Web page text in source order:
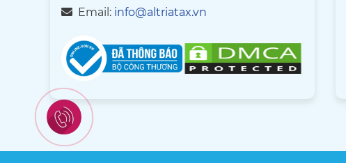
Email: info@altriatax.vn